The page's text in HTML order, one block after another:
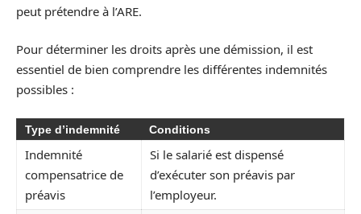
peut prétendre à l’ARE.
Pour déterminer les droits après une démission, il est
essentiel de bien comprendre les différentes indemnités
possibles :
Type d’indemnité Conditions
Indemnité
compensatrice de
préavis
Si le salarié est dispensé
d’exécuter son préavis par
l’employeur.